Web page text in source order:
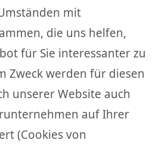
mit
die uns helfen,
für Sie interessanter zu
Zweck werden für diesen
unserer Website auch
auf Ihrer
(Cookies von